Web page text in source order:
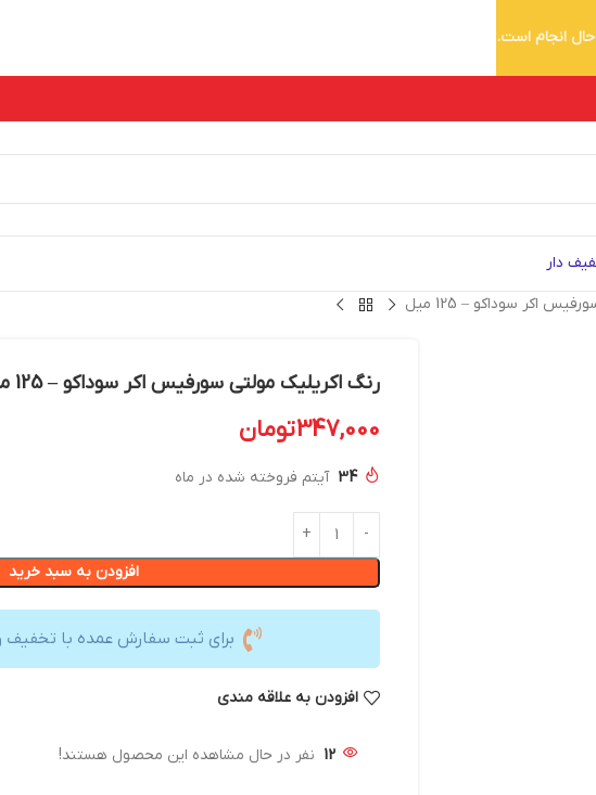
دار
اکر سوداکو – 125 میل
رنگ اکریلیک مولتی سورفیس اکر سوداکو – 125 میل
347,000تومان
34 آیتم فروخته شده در ماه
افزودن به سبد خرید
برای ثبت سفارش عمده با تخفیف
افزودن به علاقه مندی
12 نفر در حال مشاهده این محصول هستند!
انجام است.